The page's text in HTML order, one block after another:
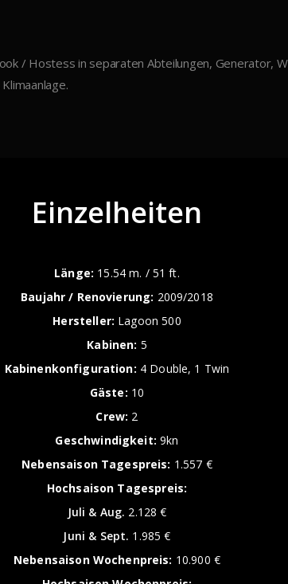
/ Hostess in separaten Abteilungen, Generator,
Einzelheiten
Länge: 15.54 m. / 51 ft.
Baujahr / Renovierung: 2009/2018
Hersteller: Lagoon 500
Kabinen: 5
Kabinenkonfiguration: 4 Double, 1 Twin
Gäste: 10
Crew: 2
Geschwindigkeit: 9kn
Nebensaison Tagespreis: 1.557 €
Hochsaison Tagespreis:
Juli & Aug. 2.128 €
Juni & Sept. 1.985 €
Nebensaison Wochenpreis: 10.900 €